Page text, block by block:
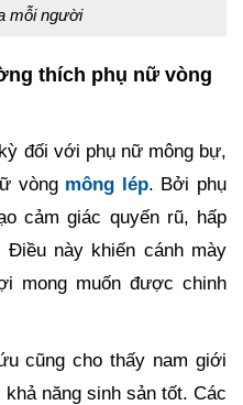
mỗi người
thích phụ nữ vòng
đối với phụ nữ mông bự,
vòng mông lép. Bởi phụ
cảm giác quyến rũ, hấp
này khiến cánh mày
mong muốn được chinh
cũng cho thấy nam giới
năng sinh sản tốt. Các